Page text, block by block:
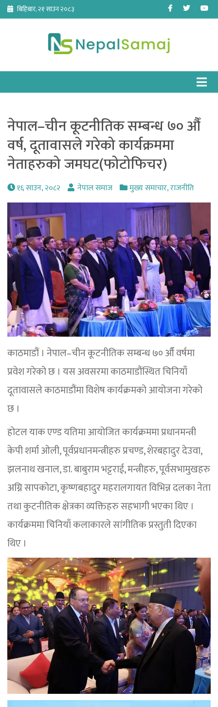
Skip
content
बिहिबार, २१ साउन २०८३ Facebook
Twitter
नेपाल–चीन कूटनीतिक सम्बन्ध ७० औँ
वर्ष, दूतावासले गरेको कार्यक्रममा
नेताहरुको जमघट(फोटोफिचर)
१६ साउन, २०८२ नेपाल समाज मुख्य समाचार,राजनीति
काठमाडौं । नेपाल–चीन कूटनीतिक सम्बन्ध ७० औँ वर्षमा
प्रवेश गरेको छ । यस अवसरमा काठमाडौंस्थित चिनियाँ
दूतावासले काठमाडौंमा विशेष कार्यक्रमको आयोजना गरेको
छ ।
होटल याक एण्ड यतिमा आयोजित कार्यक्रममा प्रधानमन्त्री
केपी शर्मा ओली, पूर्वप्रधानमन्त्रीहरु प्रचण्ड, शेरबहादुर देउवा,
झलनाथ खनाल, डा. बाबुराम भट्टराई, मन्त्रीहरु, पूर्वसभामुखहरु
अग्नि सापकोटा, कृष्णबहादुर महरालगायत विभिन्न दलका नेता
तथा कुटनीतिक क्षेत्रका व्यक्तिहरु सहभागी भएका थिए ।
कार्यक्रममा चिनियाँ कलाकारले सांगीतिक प्रस्तुती दिएका
थिए ।